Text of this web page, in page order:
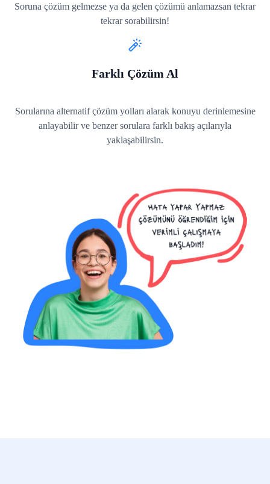
Soruna çözüm gelmezse ya da gelen çözümü anlamazsan tekrar
tekrar sorabilirsin!
Farklı Çözüm Al
Sorularına alternatif çözüm yolları alarak konuyu derinlemesine
anlayabilir ve benzer sorulara farklı bakış açılarıyla
yaklaşabilirsin.